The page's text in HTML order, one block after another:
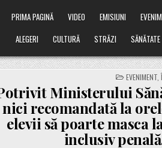
PRIMA PAGINĂ VIDEO EMISIUNI
ALEGERI
CULTURĂ STRĂZI SĂNĂTATE
POSTED
IN
EVENIMENT,
Ministerului
nici recomandată la
elevii să poarte masca
inclusiv